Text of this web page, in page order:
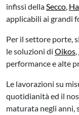
infissi dellaSecco,
applicabili ai grandi
Per il settore porte,
le soluzioni di Oikos,
performance e alte
Le lavorazioni su
quotidianità ed il
maturata negli anni,